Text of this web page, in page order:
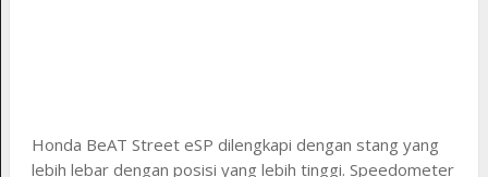
Honda BeAT Street eSP dilengkapi dengan stang yang
lebih lebar dengan posisi yang lebih tinggi. Speedometer